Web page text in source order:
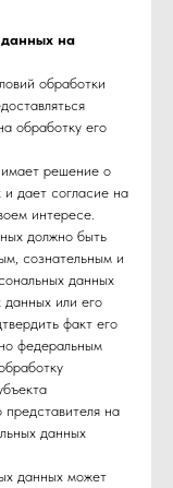
данных на
обработки
обработку его
решение о
и дает согласие на
интересе.
должно быть
сознательным и
данных
или его
факт его
федеральным
на
данных
данных может